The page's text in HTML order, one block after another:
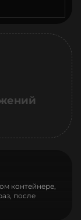
контейнере,
после